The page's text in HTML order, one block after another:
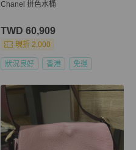
Chanel 拼色水桶
TWD 60,909
現折 2,000
狀況良好 香港 免運